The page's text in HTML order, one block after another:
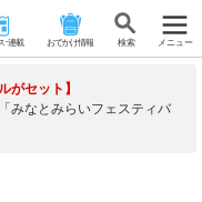
･連載 おでかけ情報 検 索 メニュー
がセット】
みなとみらいフェスティバ